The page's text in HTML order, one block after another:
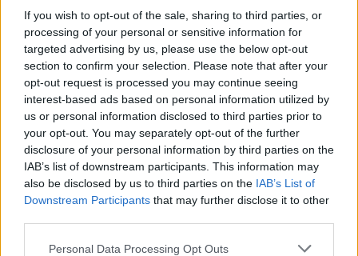
If you wish to opt-out of the sale, sharing to third parties, or
processing of your personal or sensitive information for
targeted advertising by us, please use the below opt-out
section to confirm your selection. Please note that after your
opt-out request is processed you may continue seeing
interest-based ads based on personal information utilized by
us or personal information disclosed to third parties prior to
your opt-out. You may separately opt-out of the further
disclosure of your personal information by third parties on the
IAB’s list of downstream participants. This information may
also be disclosed by us to third parties on the IAB’s List of
Downstream Participants that may further disclose it to other
Please note that this website/app uses one or more Google
Personal Data Processing Opt Outs
Érdemes továbbra is játszani, hiszen a Mesa Boogie
hazai forgalmazója felajánlott három
ajándékcsomagból egy még mindig gazdára vár,
benne Mesa Boogie-sapkával, pólóval, melyeket
azok között fogunk kisorsolni, akik helyesen
válaszolnak az adott fordulóban feltett kérdésünkre.
Nem árt, ha ismered a Mesa Boogie termékeit, de kis
utánajárással az összes kérdésünk megválaszolható.
második fordulókérdésének helyes megfejtése
nagy meglepetésre ismét ac., válasz volt, azaza